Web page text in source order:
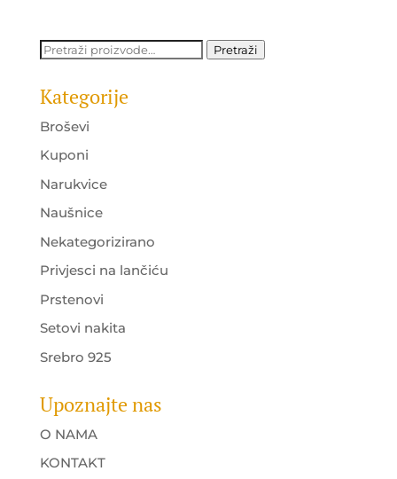
Pretraži: Pretraži
Kategorije
Broševi
Kuponi
Narukvice
Naušnice
Nekategorizirano
Privjesci na lančiću
Prstenovi
Setovi nakita
Srebro 925
Upoznajte nas
O NAMA
KONTAKT